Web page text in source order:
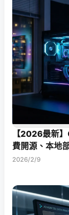
【2026最新
費開源、本地
2026/2/9